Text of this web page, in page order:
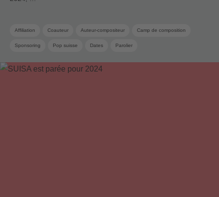
Affiliation Coauteur Auteur-compositeur Camp de composition
Sponsoring Pop suisse Dates Parolier